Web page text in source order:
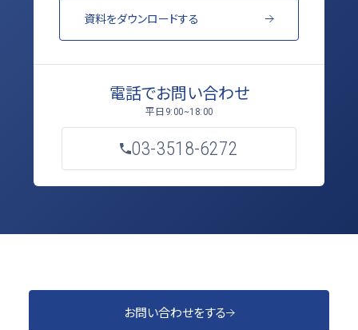
資料をダウンロードする
電話でお問い合わせ
平日 9:00~18:00
03-3518-6272
お問い合わせをする